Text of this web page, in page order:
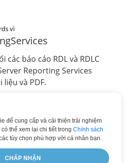
vì
các báo cáo RDL và RDLC
Reporting Services
và PDF.
vì
của bạn sang định dạng
bằng các giải pháp tự
để cung cấp và cải thiện trải nghiệm
thể xem lại chi tiết trongChính sách
tùy chọn phù hợp với cá nhân bạn.
CHẤP NHẬN